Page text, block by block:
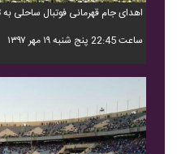
اهدای جام قهرمانی فوتبال ساحلی
ساعت 22:45 پنج شنبه ۱۹ مهر ۱۳۹۷